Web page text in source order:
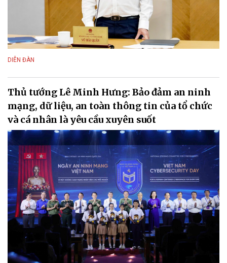
DIỄN ĐÀN
Thủ tướng Lê Minh Hưng: Bảo đảm an ninh
mạng, dữ liệu, an toàn thông tin của tổ chức
và cá nhân là yêu cầu xuyên suốt